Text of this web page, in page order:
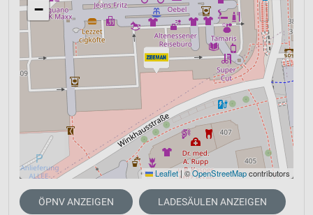
−
Leaflet|©OpenStreetMapcontributors
ÖPNV ANZEIGEN LADESÄULEN ANZEIGEN